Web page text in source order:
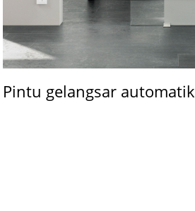
Pintu gelangsar automatik